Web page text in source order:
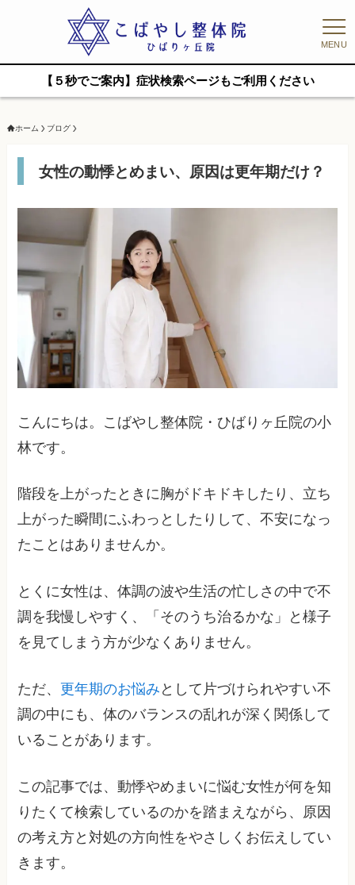
MENU
【５秒でご案内】症状検索ページもご利用ください
ホーム ブログ
女性の動悸とめまい、原因は更年期だけ？
こんにちは。こばやし整体院・ひばりヶ丘院の小
林です。
階段を上がったときに胸がドキドキしたり、立ち
上がった瞬間にふわっとしたりして、不安になっ
たことはありませんか。
とくに女性は、体調の波や生活の忙しさの中で不
調を我慢しやすく、「そのうち治るかな」と様子
を見てしまう方が少なくありません。
ただ、 更年期のお悩み として片づけられやすい不
調の中にも、体のバランスの乱れが深く関係して
いることがあります。
この記事では、動悸やめまいに悩む女性が何を知
りたくて検索しているのかを踏まえながら、原因
の考え方と対処の方向性をやさしくお伝えしてい
きます。